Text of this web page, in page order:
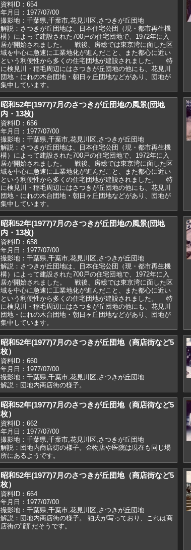
資料ID：654
年月日：1977/07/00
撮影地：千葉県,千葉市,花見川区,さつきが丘団地
解説：さつきが丘団地は、日本住宅公団（現・都市再生機
構）によって建設された700戸の住宅団地で、1972年に入
居が開始されました。 戦後、房総では東京湾に面した区
域を中心に急速に工業地化が進んだこと、また都心に近い
という利便性から多くの住宅団地が建設されました。 特
に検見川・稲毛周辺にはさつきが丘団地の他にも、花見川
団地・にれの木台団地・朝日ヶ丘団地などがあり、団地が
集中しています。
昭和52年(1977)7月のさつきが丘団地の風景(団地
内・13枚)
資料ID：656
年月日：1977/07/00
撮影地：千葉県,千葉市,花見川区,さつきが丘団地
解説：さつきが丘団地は、日本住宅公団（現・都市再生機
構）によって建設された700戸の住宅団地で、1972年に入
居が開始されました。 戦後、房総では東京湾に面した区
域を中心に急速に工業地化が進んだこと、また都心に近い
という利便性から多くの住宅団地が建設されました。 特
に検見川・稲毛周辺にはさつきが丘団地の他にも、花見川
団地・にれの木台団地・朝日ヶ丘団地などがあり、団地が
集中しています。
昭和52年(1977)7月のさつきが丘団地の風景(団地
内・13枚)
資料ID：658
年月日：1977/07/00
撮影地：千葉県,千葉市,花見川区,さつきが丘団地
解説：さつきが丘団地は、日本住宅公団（現・都市再生機
構）によって建設された700戸の住宅団地で、1972年に入
居が開始されました。 戦後、房総では東京湾に面した区
域を中心に急速に工業地化が進んだこと、また都心に近い
という利便性から多くの住宅団地が建設されました。 特
に検見川・稲毛周辺にはさつきが丘団地の他にも、花見川
団地・にれの木台団地・朝日ヶ丘団地などがあり、団地が
集中しています。
昭和52年(1977)7月のさつきが丘団地（商店街など5
枚）
資料ID：660
年月日：1977/07/00
撮影地：千葉県,千葉市,花見川区,さつきが丘団地
解説：団地内商店街の様子。
昭和52年(1977)7月のさつきが丘団地（商店街など5
枚）
資料ID：662
年月日：1977/07/00
撮影地：千葉県,千葉市,花見川区,さつきが丘団地
解説：団地内商店街の様子。金物店や医院は現在も同じ場
所にあるようです。
昭和52年(1977)7月のさつきが丘団地（商店街など5
枚）
資料ID：664
年月日：1977/07/00
撮影地：千葉県,千葉市,花見川区,さつきが丘団地
解説：団地内商店街の様子。 狛犬が写っており、これは商
店街の"顔"だそうです。